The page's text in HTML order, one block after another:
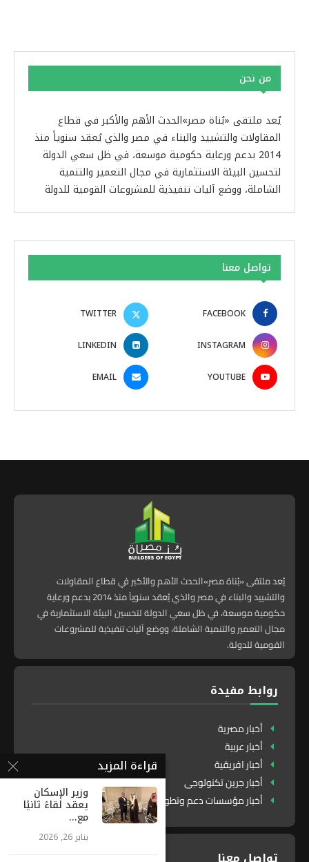
من نحن
يُعد ملتقى «بُناة مصر»الحدث الأهم والأكبر في قطاع
المقاولات والتشييد والبناء في مصر والذي يُعقد سنوياً منذ
2014 بدعم ورعاية حكومية موسعة، في ظل سعي الدولة
لتحسين البيئة الاستثمارية في مجال التعمير والتنمية
الشاملة، ووضع آليات تنفيذية للمشروعات القومية للدولة
تواصل معنا
FACEBOOK
TWITTER
INSTAGRAM
LINKEDIN
YOUTUBE
EMAIL
يُعد ملتقى «بُناة مصر»الحدث الأهم والأكبر في قطاع المقاولات
والتشييد والبناء في مصر والذي يُعقد سنوياً منذ 2014 بدعم ورعاية
حكومية موسعة، في ظل سعي الدولة لتحسين البيئة الاستثمارية في
مجال التعمير والتنمية الشاملة، ووضع آليات تنفيذية للمشروعات
القومية للدولة.
روابط مفيدة
أخبار مصرية
أخبار عربية
أخبار افريقية
أخبار جرين تكنولوجى
أخبار مؤسسات دعم وتطوير
قراءة المزيد
وزير الإسكان
يعقد لقاءً ثانيًا
مع...
يناير 26, 2026